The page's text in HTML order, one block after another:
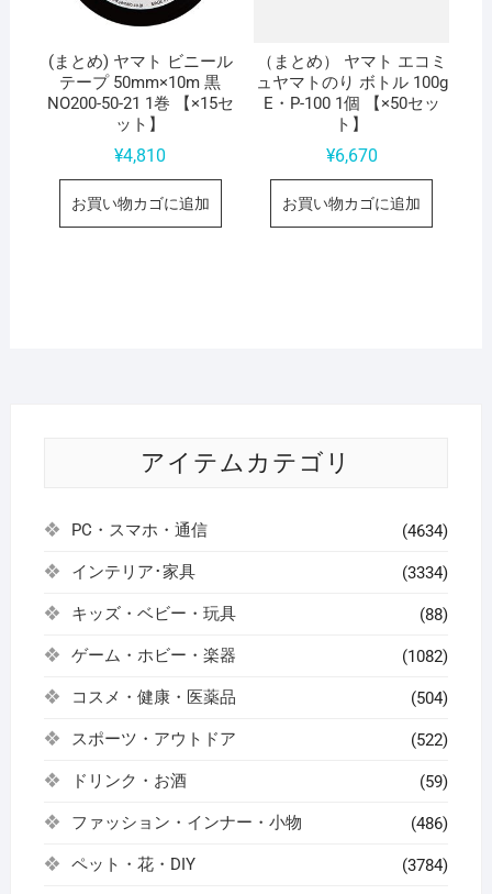
(まとめ) ヤマト ビニール
テープ 50mm×10m 黒
NO200-50-21 1巻 【×15セ
ット】
¥4,810
お買い物カゴに追加
（まとめ） ヤマト エコミ
ュヤマトのり ボトル 100g
E・P-100 1個 【×50セッ
ト】
¥6,670
お買い物カゴに追加
アイテムカテゴリ
PC・スマホ・通信 (4634)
インテリア･家具 (3334)
キッズ・ベビー・玩具 (88)
ゲーム・ホビー・楽器 (1082)
コスメ・健康・医薬品 (504)
スポーツ・アウトドア (522)
ドリンク・お酒 (59)
ファッション・インナー・小物 (486)
ペット・花・DIY (3784)